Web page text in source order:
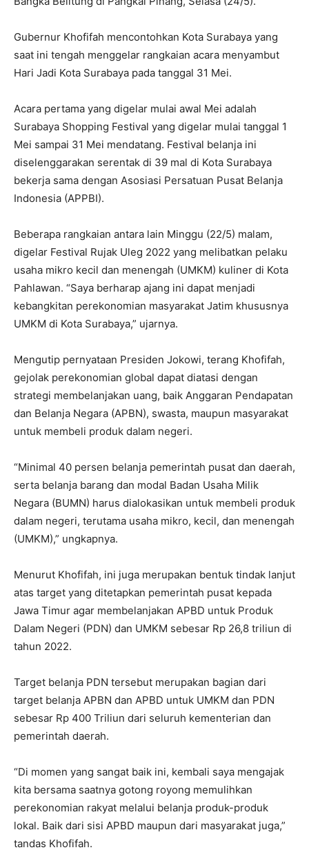
Gubernur Khofifah mencontohkan Kota Surabaya yang
saat ini tengah menggelar rangkaian acara menyambut
Hari Jadi Kota Surabaya pada tanggal 31 Mei.
Acara pertama yang digelar mulai awal Mei adalah
Surabaya Shopping Festival yang digelar mulai tanggal 1
Mei sampai 31 Mei mendatang. Festival belanja ini
diselenggarakan serentak di 39 mal di Kota Surabaya
bekerja sama dengan Asosiasi Persatuan Pusat Belanja
Indonesia (APPBI).
Beberapa rangkaian antara lain Minggu (22/5) malam,
digelar Festival Rujak Uleg 2022 yang melibatkan pelaku
usaha mikro kecil dan menengah (UMKM) kuliner di Kota
Pahlawan. “Saya berharap ajang ini dapat menjadi
kebangkitan perekonomian masyarakat Jatim khususnya
UMKM di Kota Surabaya,” ujarnya.
Mengutip pernyataan Presiden Jokowi, terang Khofifah,
gejolak perekonomian global dapat diatasi dengan
strategi membelanjakan uang, baik Anggaran Pendapatan
dan Belanja Negara (APBN), swasta, maupun masyarakat
untuk membeli produk dalam negeri.
“Minimal 40 persen belanja pemerintah pusat dan daerah,
serta belanja barang dan modal Badan Usaha Milik
Negara (BUMN) harus dialokasikan untuk membeli produk
dalam negeri, terutama usaha mikro, kecil, dan menengah
(UMKM),” ungkapnya.
Menurut Khofifah, ini juga merupakan bentuk tindak lanjut
atas target yang ditetapkan pemerintah pusat kepada
Jawa Timur agar membelanjakan APBD untuk Produk
Dalam Negeri (PDN) dan UMKM sebesar Rp 26,8 triliun di
tahun 2022.
Target belanja PDN tersebut merupakan bagian dari
target belanja APBN dan APBD untuk UMKM dan PDN
sebesar Rp 400 Triliun dari seluruh kementerian dan
pemerintah daerah.
“Di momen yang sangat baik ini, kembali saya mengajak
kita bersama saatnya gotong royong memulihkan
perekonomian rakyat melalui belanja produk-produk
lokal. Baik dari sisi APBD maupun dari masyarakat juga,”
tandas Khofifah.